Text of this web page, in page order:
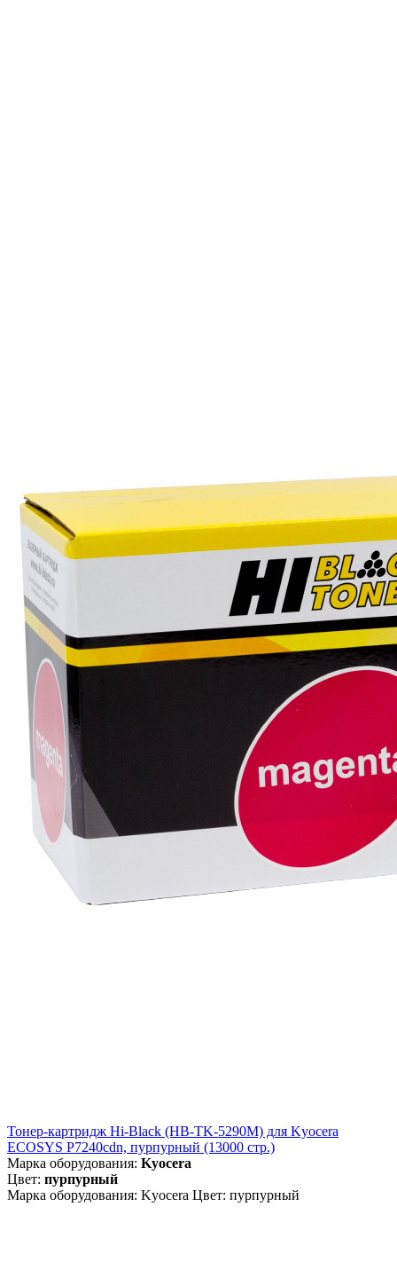
Тонер-картридж Hi-Black (HB-TK-5290M) для Kyocera
ECOSYS P7240cdn, пурпурный (13000 стр.)
Марка оборудования: Kyocera
Цвет: пурпурный
Марка оборудования: Kyocera Цвет: пурпурный